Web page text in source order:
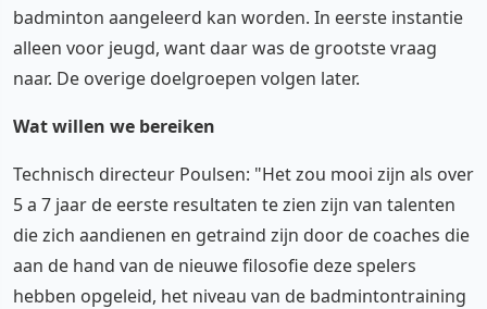
badminton aangeleerd kan worden. In eerste instantie
alleen voor jeugd, want daar was de grootste vraag
naar. De overige doelgroepen volgen later.
Wat willen we bereiken
Technisch directeur Poulsen: "Het zou mooi zijn als over
5 a 7 jaar de eerste resultaten te zien zijn van talenten
die zich aandienen en getraind zijn door de coaches die
aan de hand van de nieuwe filosofie deze spelers
hebben opgeleid, het niveau van de badmintontraining